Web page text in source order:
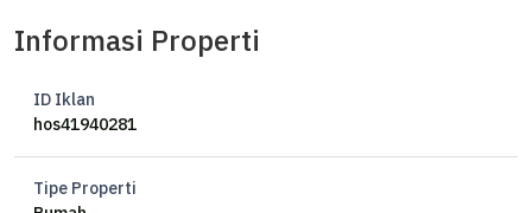
》SHM + IMB lengkap
》Carport 2 mobil
Spesifikasi
Informasi Properti
ID Iklan
hos41940281
Tipe Properti